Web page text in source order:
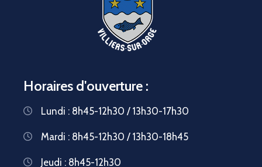
Horaires d'ouverture :
Lundi : 8h45-12h30 / 13h30-17h30
Mardi : 8h45-12h30 / 13h30-18h45
Jeudi : 8h45-12h30